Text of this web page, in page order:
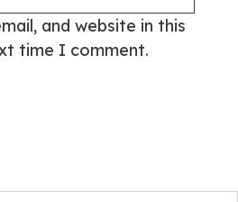
and website in this
time I comment.